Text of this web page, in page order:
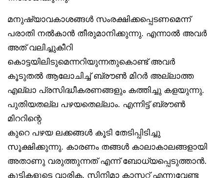
മനുഷ്യാവകാശങ്ങൾ സംരക്ഷിക്കപ്പെടണമെന്ന്
പരാതി നൽകാൻ തീരുമാനിക്കുന്നു. എന്നാൽ അവർ
അത് വലിച്ചുകീറി
കൊട്ടയിലിടുമെന്നറിയുന്നതുകൊണ്ട് അവർ
കൂടുതൽ ആലോചിച്ച് ബ്രൗൺ മിറർ അല്ലാത്ത
എല്ലാ പ്രസിദ്ധീകരണങ്ങളും കത്തിച്ചു കളയുന്നു.
പുതിയതല്ല പഴയതെല്ലാം. എന്നിട്ട് ബ്രൗൺ
മിററിന്റെ
കുറെ പഴയ ലക്കങ്ങൾ കൂടി തേടിപ്പിടിച്ചു
സൂക്ഷിക്കുന്നു. കാരണം തങ്ങൾ കാലാകാലങ്ങളായി
അതാണു വരുത്തുന്നത് എന്ന് ബോധ്യപ്പെടുത്താൻ.
കുട്ടികളുടെ വാരിക, സിനിമാ കാസറ്റ് എന്നുവേണ്ട